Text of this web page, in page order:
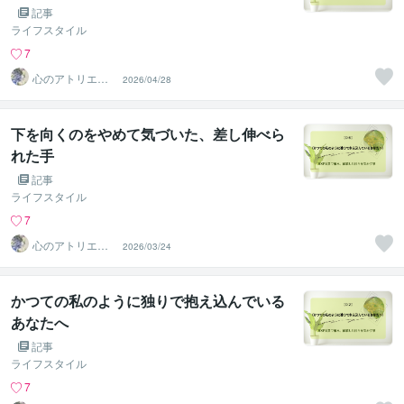
記事
ライフスタイル
7
心のアトリエ～
心象画家：卯月
螢～
2026/04/28
下を向くのをやめて気づいた、差し伸べら
れた手
記事
ライフスタイル
7
心のアトリエ～
心象画家：卯月
螢～
2026/03/24
かつての私のように独りで抱え込んでいる
あなたへ
記事
ライフスタイル
7